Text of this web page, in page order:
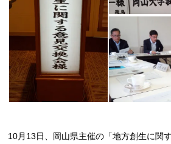
10月13日、岡山県主催の「地方創生に関